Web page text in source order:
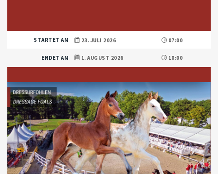
STARTET AM 23. JULI 2026 07:00
ENDET AM 1. AUGUST 2026 10:00